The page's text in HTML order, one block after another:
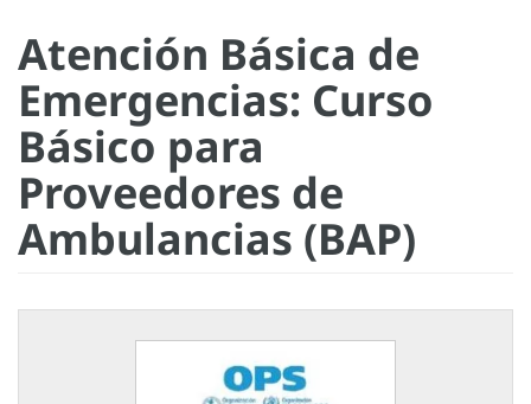
Atención Básica de
Emergencias: Curso
Básico para
Proveedores de
Ambulancias (BAP)